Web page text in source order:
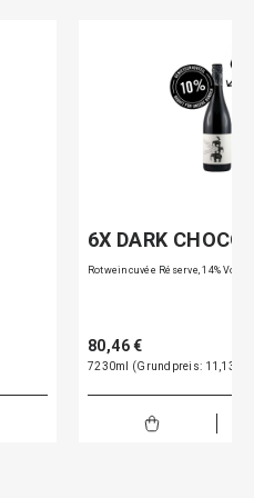
6X DARK
Rotweincuvée Réserve, 14% Vol.
80,46 €
7230ml (Grundpreis: 11,13 €